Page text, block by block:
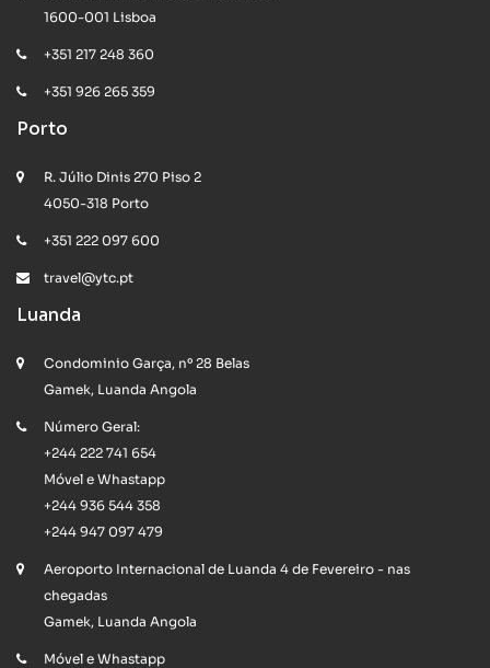
1600-001 Lisboa
+351 217 248 360
+351 926 265 359
Porto
R. Júlio Dinis 270 Piso 2
4050-318 Porto
+351 222 097 600
travel@ytc.pt
Luanda
Condominio Garça, nº 28 Belas
Gamek, Luanda Angola
Número Geral:
+244 222 741 654
Móvel e Whastapp
+244 936 544 358
+244 947 097 479
Aeroporto Internacional de Luanda 4 de Fevereiro - nas
chegadas
Gamek, Luanda Angola
Móvel e Whastapp